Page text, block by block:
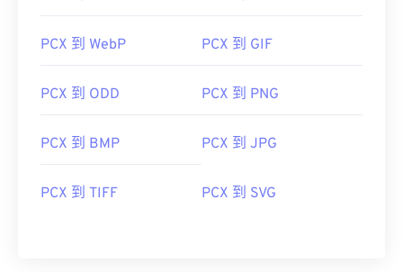
PCX 到 WebP PCX 到 GIF
PCX 到 ODD PCX 到 PNG
PCX 到 BMP PCX 到 JPG
PCX 到 TIFF PCX 到 SVG